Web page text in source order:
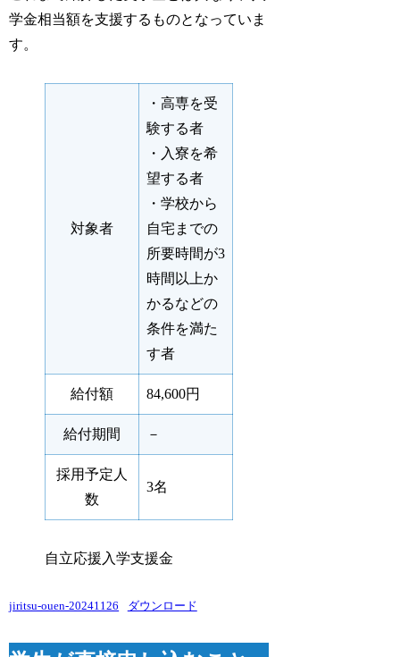
学金相当額を支援するものとなっていま
す。
対象者
・高専を受
験する者
・入寮を希
望する者
・学校から
自宅までの
所要時間が3
時間以上か
かるなどの
条件を満た
す者
給付額 84,600円
給付期間 －
採用予定人
数
3名
自立応援入学支援金
jiritsu-ouen-20241126 ダウンロード